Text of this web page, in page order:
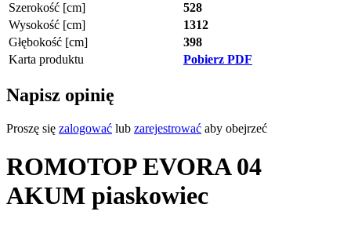
Szerokość [cm]
528
Wysokość [cm]
1312
Głębokość [cm]
398
Karta produktu
Pobierz PDF
Napisz opinię
Proszę się zalogować lub zarejestrować aby obejrzeć
ROMOTOP EVORA 04
AKUM piaskowiec